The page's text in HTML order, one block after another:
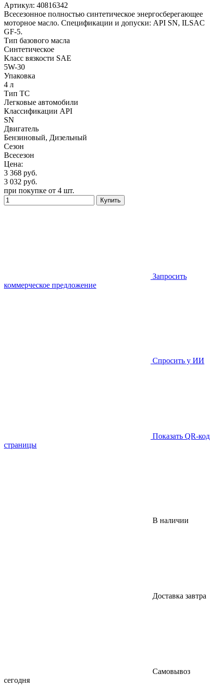
Артикул: 40816342
Всесезонное полностью синтетическое энергосберегающее
моторное масло. Спецификации и допуски: API SN, ILSAC
GF-5.
Тип базового масла
Синтетическое
Класс вязкости SAE
5W-30
Упаковка
4 л
Тип ТС
Легковые автомобили
Классификации API
SN
Двигатель
Бензиновый, Дизельный
Сезон
Всесезон
Цена:
3 368 руб.
3 032 руб.
при покупке от 4 шт.
Купить
Запросить
коммерческое предложение
Спросить у ИИ
Показать QR-код
страницы
В наличии
Доставка завтра
Самовывоз
сегодня